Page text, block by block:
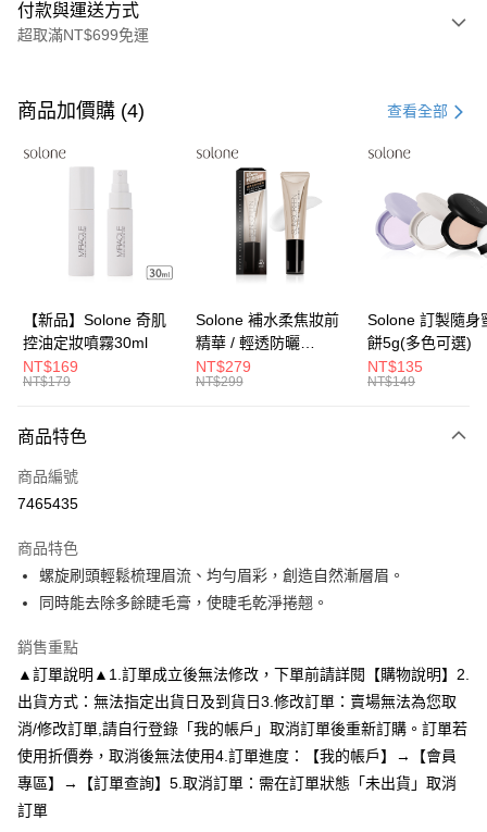
付款與運送方式
超取滿NT$699免運
信用卡一次付款
超商取貨付款
Apple Pay
悠遊付
Google Pay
全盈+PAY
大哥付你分期
【大哥付你分期使用說明】
1.本服務由台灣大哥大提供，台灣大哥大用戶可立即使用無須另外申請。
流程，驗證手機門號後，選擇欲分期的期數、繳款截止日，確認付款後即完
成交易。
3.實際核准額度、可分期數及費用金額請依後續交易確認頁面所載為準。
4.訂單成立30分鐘內，如未前往確認交易或遇審核未通過，訂單將自動取
法說明評估內容。
【繳款方式說明】
1.分期款項不併入電信帳單，「大哥付你分期」於每月結算日後寄送繳費提
醒簡訊。
帳／街口支付／iPASS MONEY」等通路繳費。
【注意事項】
1.本服務係由「台灣大哥大股份有限公司」（以下簡稱本公司）所提供，讓
用戶於交易時，得透過本服務購買商品或服務，並由商店將買賣／分期付款
AFTEE先享後付
【關於「AFTEE先享後付」】
AFTEE先享後付是「在收到商品之後才付款」的支付方式。 讓您購物簡單
便利好安心！
１．簡單：不需註冊會員、不需綁卡、不需儲值。
３．安心：先確認商品／服務後，再付款。
【「AFTEE先享後付」結帳流程】
１．於結帳方式選擇「AFTEE先享後付」後，將跳轉至「AFTEE先享後付」
結帳頁面，進行簡訊認證並確認金額後，即可完成結帳。
３．收到繳費通知簡訊後14天內，點擊此簡訊中的連結，可透過四大超商／
ATM／網路銀行／等多元方式進行付款，方視為交易完成。
※ 請注意：結帳手續完成當下不需立刻繳費，但若您需要取消訂單，請聯絡
購買商品的店家。未經商家同意取消之訂單仍視為有效，需透過AFTEE先享
ATM付款
全家付款取貨
每筆NT$80，滿NT$699(含以上)免運費
付款後全家取貨
每筆NT$80，滿NT$699(含以上)免運費
7-11付款取貨
每筆NT$80，滿NT$699(含以上)免運費
商品加價購 (4) 查看全部
【新品】Solone 奇肌
控油定妝噴霧30ml
NT$169
NT$179
Solone 補水柔焦妝前
精華 / 輕透防曬
SPF40★★★★(30ml)
NT$279
NT$299
Solone 訂製隨身
餅5g(多色可選)
NT$135
NT$149
商品特色
商品編號
7465435
商品特色
螺旋刷頭輕鬆梳理眉流、均勻眉彩，創造自然漸層眉。
同時能去除多餘睫毛膏，使睫毛乾淨捲翹。
銷售重點
▲訂單說明▲1.訂單成立後無法修改，下單前請詳閱【購物說明】2.
出貨方式：無法指定出貨日及到貨日3.修改訂單：賣場無法為您取
消/修改訂單,請自行登錄「我的帳戶」取消訂單後重新訂購。訂單若
使用折價券，取消後無法使用4.訂單進度：【我的帳戶】→【會員
專區】→【訂單查詢】5.取消訂單：需在訂單狀態「未出貨」取消
訂單